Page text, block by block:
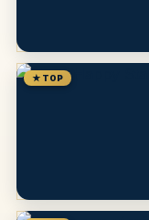
★ TOP